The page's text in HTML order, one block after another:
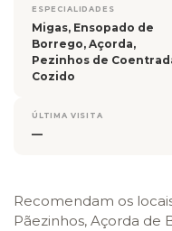
ESPECIALIDADES
Migas, Ensopado de
Borrego, Açorda,
Pezinhos de
Cozido
ÚLTIMA VISITA
—
Recomendam os
Pãezinhos, Açorda de